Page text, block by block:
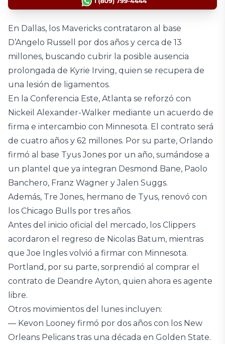
En Dallas, los Mavericks contrataron al base
D’Angelo Russell por dos años y cerca de 13
millones, buscando cubrir la posible ausencia
prolongada de Kyrie Irving, quien se recupera de
una lesión de ligamentos.
En la Conferencia Este, Atlanta se reforzó con
Nickeil Alexander-Walker mediante un acuerdo de
firma e intercambio con Minnesota. El contrato será
de cuatro años y 62 millones. Por su parte, Orlando
firmó al base Tyus Jones por un año, sumándose a
un plantel que ya integran Desmond Bane, Paolo
Banchero, Franz Wagner y Jalen Suggs.
Además, Tre Jones, hermano de Tyus, renovó con
los Chicago Bulls por tres años.
Antes del inicio oficial del mercado, los Clippers
acordaron el regreso de Nicolas Batum, mientras
que Joe Ingles volvió a firmar con Minnesota.
Portland, por su parte, sorprendió al comprar el
contrato de Deandre Ayton, quien ahora es agente
libre.
Otros movimientos del lunes incluyen:
— Kevon Looney firmó por dos años con los New
Orleans Pelicans tras una década en Golden State.